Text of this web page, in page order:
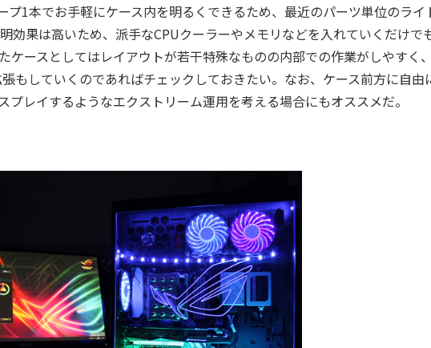
1本でお手軽にケース内を明るくできるため、最近のパーツ単位のライ
効果は高いため、派手なCPUクーラーやメモリなどを入れていくだけで
ケースとしてはレイアウトが若干特殊なものの内部での作業がしやすく
もしていくのであればチェックしておきたい。なお、ケース前方に自由
プレイするようなエクストリーム運用を考える場合にもオススメだ。